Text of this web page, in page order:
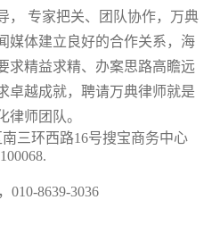
， 专家把关、团队协作，万典
媒体建立良好的合作关系，海
求精益求精、办案思路高瞻远
卓越成就，聘请万典律师就是
律师团队。
三环西路16号搜宝商务中心
010-8639-3036